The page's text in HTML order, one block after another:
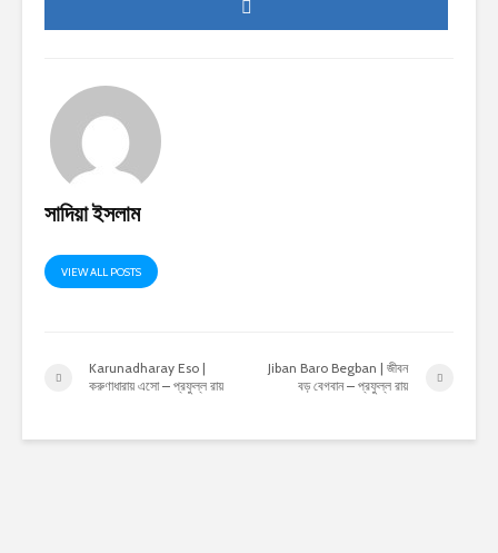
সাদিয়া ইসলাম
VIEW ALL POSTS
Karunadharay Eso |
করুণাধারায় এসো – প্রফুল্ল রায়
Jiban Baro Begban | জীবন
বড় বেগবান – প্রফুল্ল রায়